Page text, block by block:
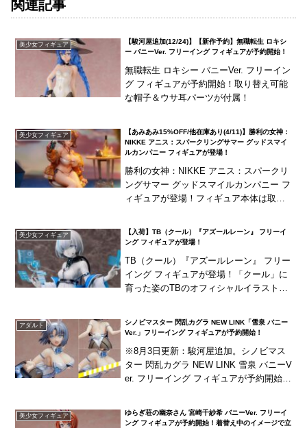
関連記事
美少女フィギュア
【駿河屋追加(12/24)】【新作予約】無職転生 ロキシ
ー バニーVer. フリーイング フィギュアが予約開始！
無職転生 ロキシー バニーVer. フリーイン
グ フィギュアが予約開始！取り替え可能
な帽子＆ウサ耳パーツが付属！
美少女フィギュア
【あみあみ15%OFF/他在庫あり(4/11)】勝利の女神：
NIKKE アニス：スパークリングサマー グッドスマイ
ルカンパニー フィギュアが登場！
勝利の女神：NIKKE アニス：スパークリ
ングサマー グッドスマイルカンパニー フ
ィギュアが登場！フィギュア本体は取り
美少女フィギュア
【入荷】TB（クール）『アズールレーン』 フリーイ
ング フィギュアが登場！
TB（クール）『アズールレーン』 フリー
イング フィギュアが登場！「クール」に
育った姿のTBのオフィシャルイラストを
アダルト
シノビマスター 閃乱カグラ NEW LINK「雪泉 バニー
Ver.」フリーイング フィギュアが予約開始！
※8月3日更新：駿河屋追加。シノビマス
ター 閃乱カグラ NEW LINK 雪泉 バニーV
er. フリーイング フィギュアが予約開始！
美少女フィギュア
ゆらぎ荘の幽奈さん 宮崎千紗希 バニーVer. フリーイ
ング フィギュアが予約開始！着替え中のイメージで立